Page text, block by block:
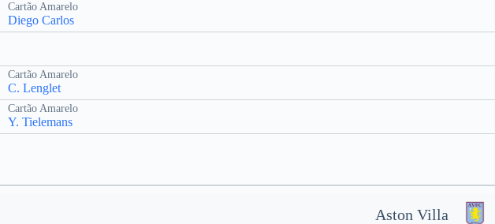
Cartão Amarelo
Diego Carlos
Cartão Amarelo
C. Lenglet
Cartão Amarelo
Y. Tielemans
Aston Villa